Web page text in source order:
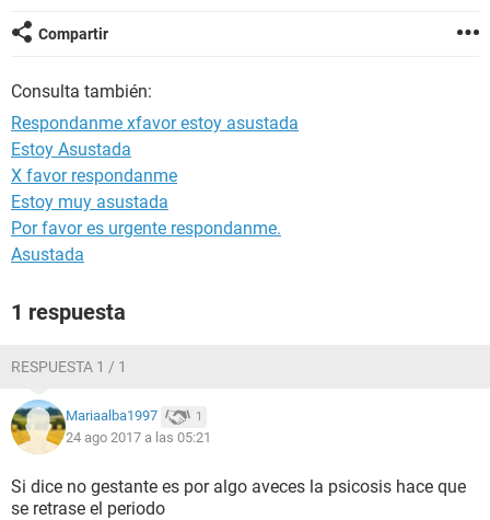
Compartir
Consulta también:
Respondanme xfavor estoy asustada
Estoy Asustada
X favor respondanme
Estoy muy asustada
Por favor es urgente respondanme.
Asustada
1 respuesta
RESPUESTA 1 / 1
Mariaalba1997 1
24 ago 2017 a las 05:21
Si dice no gestante es por algo aveces la psicosis hace que
se retrase el periodo